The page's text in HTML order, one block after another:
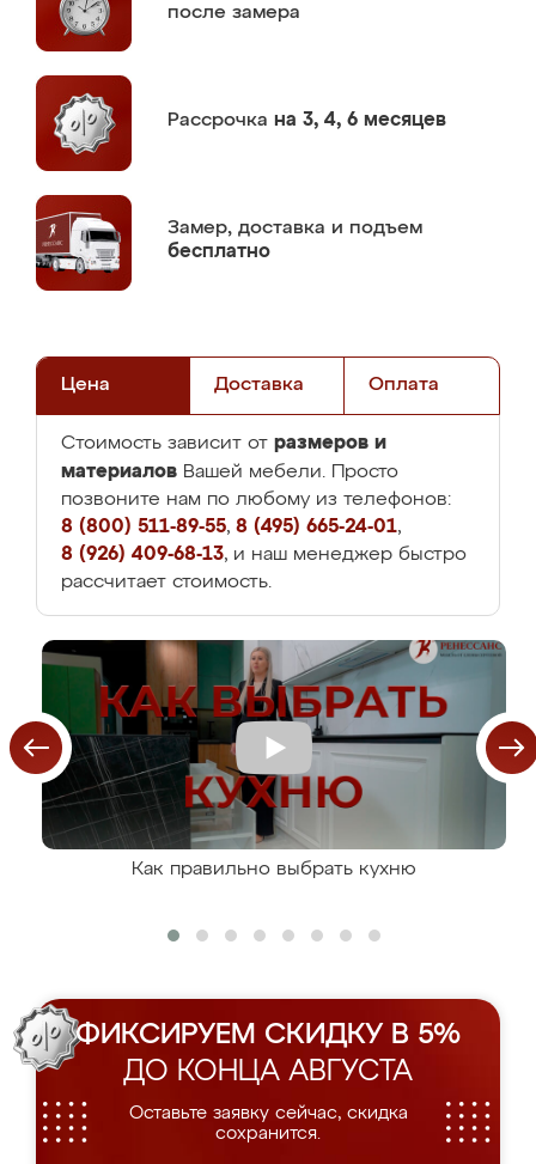
после замера
Рассрочка на 3, 4, 6 месяцев
Замер, доставка и подъем
бесплатно
Цена Доставка Оплата
Стоимость зависит от размеров и
материалов Вашей мебели. Просто
позвоните нам по любому из телефонов:
8 (800) 511-89-55, 8 (495) 665-24-01,
8 (926) 409-68-13, и наш менеджер быстро
рассчитает стоимость.
Как правильно выбрать кухню
ФИКСИРУЕМ СКИДКУ В 5%
ДО КОНЦА АВГУСТА
Оставьте заявку сейчас, скидка
сохранится.